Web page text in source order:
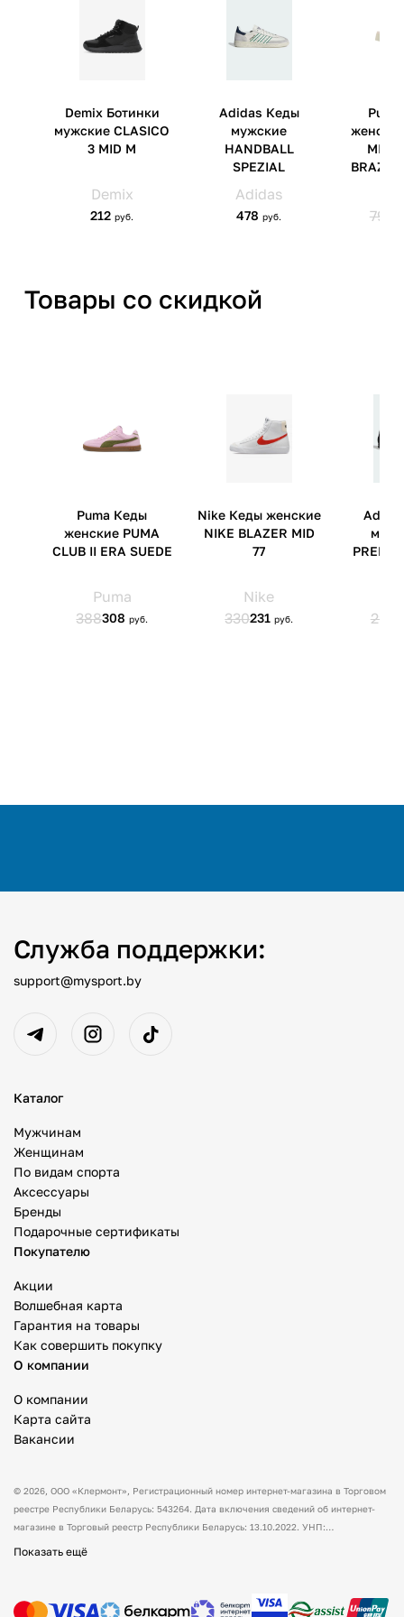
ООО 'Клермонт' 231741,
Товары со скидкой
Служба поддержки:
support@mysport.by
Каталог
Мужчинам
Женщинам
По видам спорта
Аксессуары
Бренды
Подарочные сертификаты
Покупателю
Акции
Волшебная карта
Гарантия на товары
Как совершить покупку
О компании
О компании
Карта сайта
Вакансии
© 2026, ООО «Клермонт» , Регистрационный номер интернет-магазина в Торговом
реестре Республики Беларусь: 543264. Дата включения сведений об интернет-
магазине в Торговый реестр Республики Беларусь: 13.10.2022. УНП:
Товары можно оплатить наличным и/или безналичным способом при получении
Показать ещё